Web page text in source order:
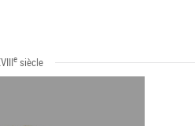
esiècle